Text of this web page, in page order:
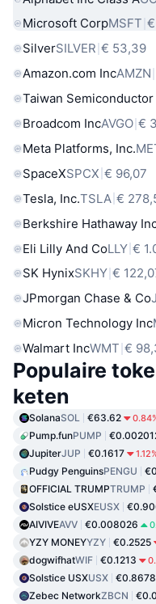
Microsoft CorpMSFT
SilverSILVER € 53,39
Amazon.com IncAMZN
Taiwan
Broadcom IncAVGO €
Meta Platforms, Inc.
SpaceXSPCX € 96,07
Tesla, Inc.TSLA €
Berkshire Hathaway
Eli Lilly And CoLLY €
SK HynixSKHY €
JPmorgan Chase & Co
Micron Technology Inc
Walmart IncWMT €
Populaire
keten
SolanaSOL €63.62
Pump.funPUMP
JupiterJUP €0.1617
Pudgy PenguinsPENGU
OFFICIAL TRUMPTRUMP
Solstice eUSXEUSX
AIVIVEAVV €0.008026
YZY MONEYYZY €0.2525
dogwifhatWIF €0.1213
Solstice USXUSX €0.8678
Zebec NetworkZBCN